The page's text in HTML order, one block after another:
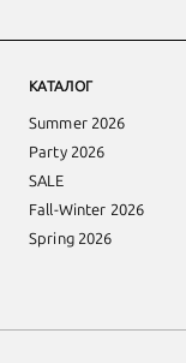
КАТАЛОГ
Summer 2026
Party 2026
SALE
Fall-Winter 2026
Spring 2026